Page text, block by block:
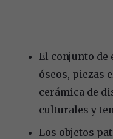
El conjunto de
óseos, piezas
cerámica de
culturales y
Los objetos